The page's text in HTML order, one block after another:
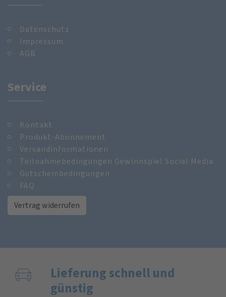
Datenschutz
Impressum
AGB
Service
Kontakt
Produkt-Abonnement
Versandinformationen
Teilnahmebedingungen Gewinnspiel Social Media
Gutscheinbedingungen
FAQ
Vertrag widerrufen
Lieferung schnell und
günstig